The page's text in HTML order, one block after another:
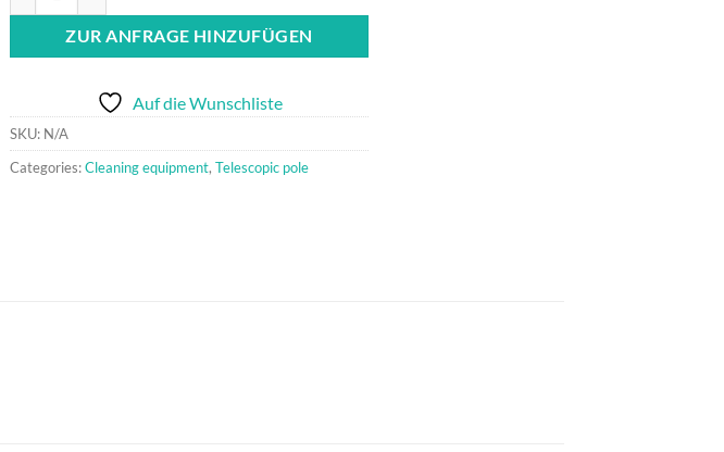
ZUR ANFRAGE HINZUFÜGEN
Auf die Wunschliste
SKU: N/A
Categories:Cleaning equipment, Telescopic pole